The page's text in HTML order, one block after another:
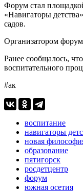
Форум стал
«Навигаторы
садов.
Организатором
Ранее сообщалось,
воспитательного
#ак
воспитание
навигаторы
новая
образование
пятигорск
росдетцентр
форум
южная осетия